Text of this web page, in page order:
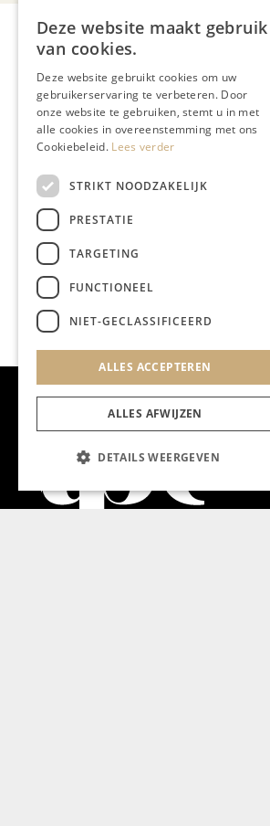
Gerelateerd
Chapeau
Deze website maakt gebruik
van cookies.
Deze website gebruikt cookies om uw
gebruikerservaring te verbeteren. Door
onze website te gebruiken, stemt u in met
alle cookies in overeenstemming met ons
Cookiebeleid. Lees verder
STRIKT NOODZAKELIJK
PRESTATIE
TARGETING
FUNCTIONEEL
NIET-GECLASSIFICEERD
ALLES ACCEPTEREN
ALLES AFWIJZEN
DETAILS WEERGEVEN